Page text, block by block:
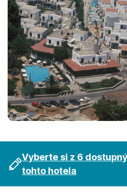
Vyberte si z 6
tohto hotela